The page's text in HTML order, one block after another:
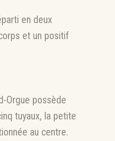
en deux
et un positif
Orgue possède
tuyaux, la petite
au centre.